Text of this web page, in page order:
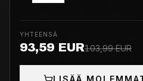
YHTEENSÄ
93,59 EUR103,99 EUR
LISÄÄ